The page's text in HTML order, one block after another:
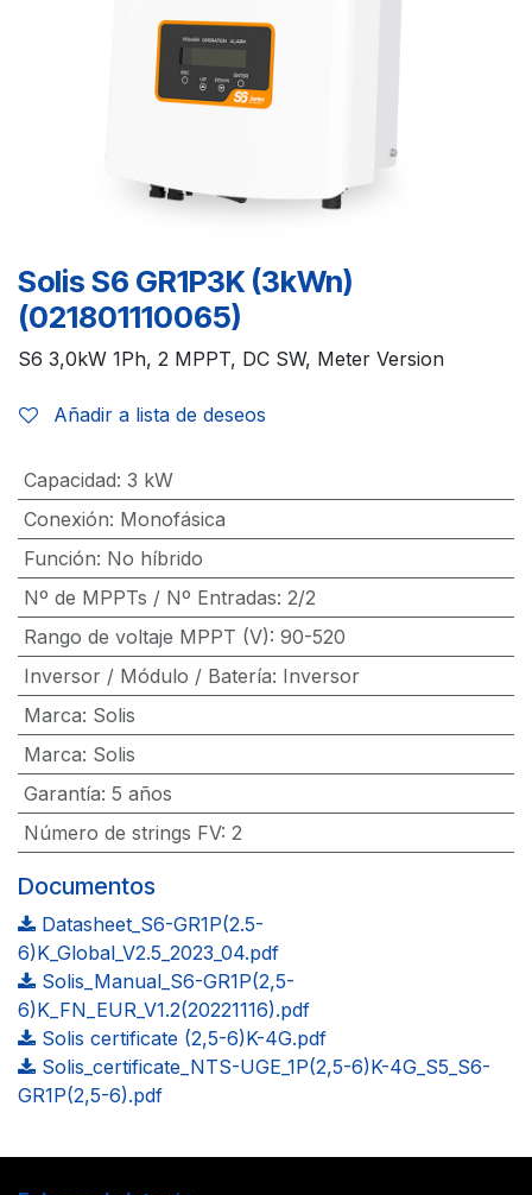
Solis S6 GR1P3K (3kWn)
(021801110065)
S6 3,0kW 1Ph, 2 MPPT, DC SW, Meter Version
Añadir a lista de deseos
Capacidad: 3 kW
Conexión: Monofásica
Función: No híbrido
Nº de MPPTs / Nº Entradas: 2/2
Rango de voltaje MPPT (V): 90-520
Inversor / Módulo / Batería: Inversor
Marca: Solis
Marca: Solis
Garantía: 5 años
Número de strings FV: 2
Documentos
Datasheet_S6-GR1P(2.5-
6)K_Global_V2.5_2023_04.pdf
Solis_Manual_S6-GR1P(2,5-
6)K_FN_EUR_V1.2(20221116).pdf
Solis certificate (2,5-6)K-4G.pdf
Solis_certificate_NTS-UGE_1P(2,5-6)K-4G_S5_S6-
GR1P(2,5-6).pdf